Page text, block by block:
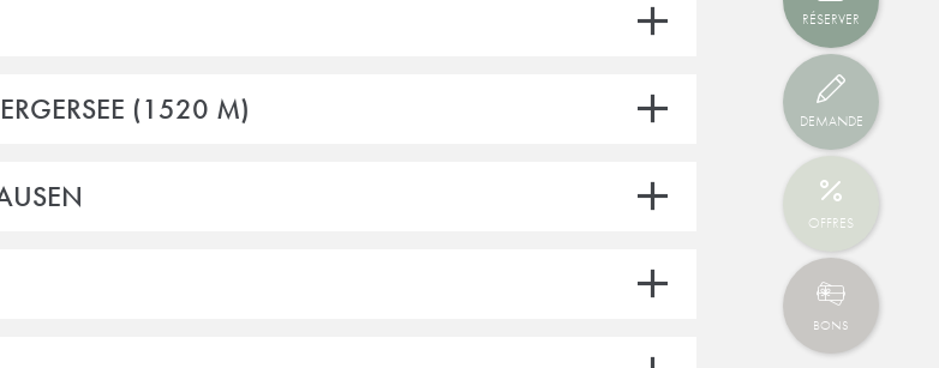
(1520 M)
RÉSERVER
DEMANDE
OFFRES
BONS